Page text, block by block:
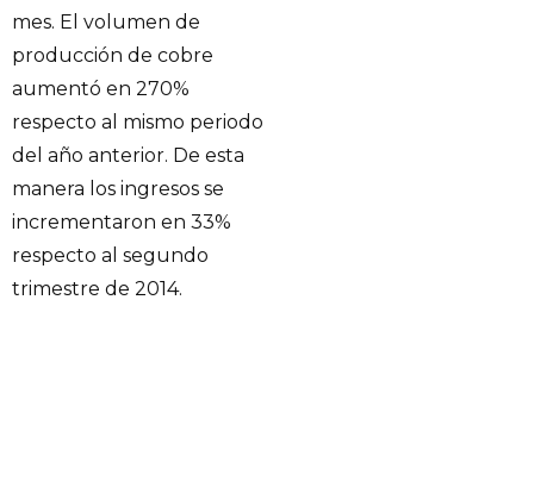
mes. El volumen de
producción de cobre
aumentó en 270%
respecto al mismo periodo
del año anterior. De esta
manera los ingresos se
incrementaron en 33%
respecto al segundo
trimestre de 2014.